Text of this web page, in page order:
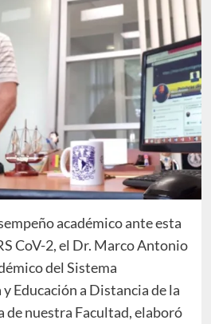
académico ante esta
CoV-2, el Dr. Marco Antonio
del Sistema
Educación a Distancia de la
de nuestra Facultad, elaboró